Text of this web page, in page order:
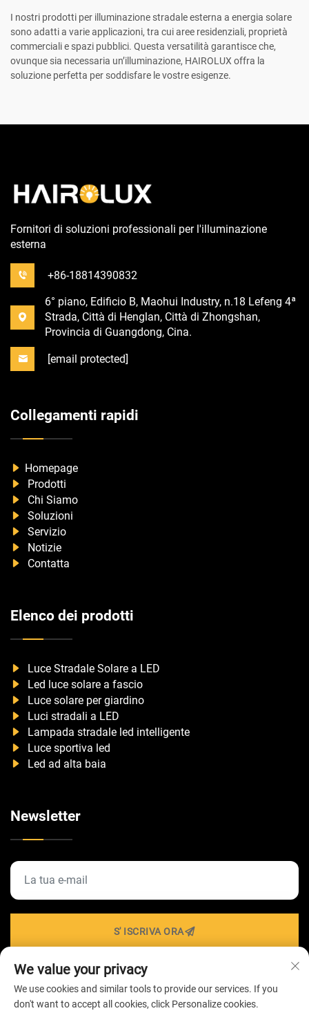
I nostri prodotti per illuminazione stradale esterna a energia solare
sono adatti a varie applicazioni, tra cui aree residenziali, proprietà
commerciali e spazi pubblici. Questa versatilità garantisce che,
ovunque sia necessaria un’illuminazione, HAIROLUX offra la
soluzione perfetta per soddisfare le vostre esigenze.
Fornitori di soluzioni professionali per l'illuminazione
esterna
+86-18814390832
6° piano, Edificio B, Maohui Industry, n.18 Lefeng 4ª
Strada, Città di Henglan, Città di Zhongshan,
Provincia di Guangdong, Cina.
[email protected]
Collegamenti rapidi
Homepage
Prodotti
Chi Siamo
Soluzioni
Servizio
Notizie
Contatta
Elenco dei prodotti
Luce Stradale Solare a LED
Led luce solare a fascio
Luce solare per giardino
Luci stradali a LED
Lampada stradale led intelligente
Luce sportiva led
Led ad alta baia
Newsletter
S' ISCRIVA ORA
Diritti d'autore © 2026 di ZHONGSHAN HAIROLUX
We value your privacy
We use cookies and similar tools to provide our services. If you
don't want to accept all cookies, click Personalize cookies.